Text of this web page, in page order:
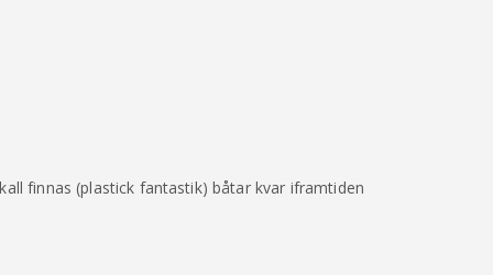
finnas (plastick fantastik) båtar kvar iframtiden